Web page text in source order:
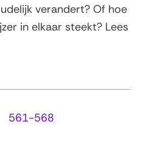
verandert? Of hoe
in elkaar steekt? Lees
561-568